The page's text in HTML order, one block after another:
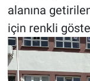
alanına
için renkli